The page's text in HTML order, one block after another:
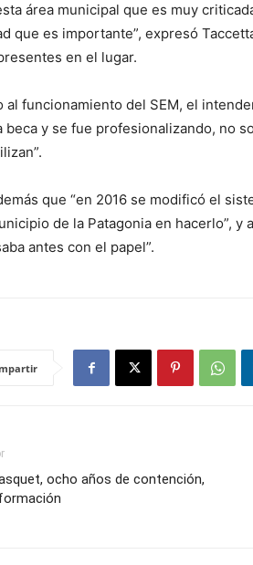
área municipal que es muy
que es importante”, expresó
en el lugar.
al funcionamiento del SEM, el
beca y se fue profesionalizando, no
que “en 2016 se modificó el
de la Patagonia en hacerlo”,
antes con el papel”.
ocho años de contención,